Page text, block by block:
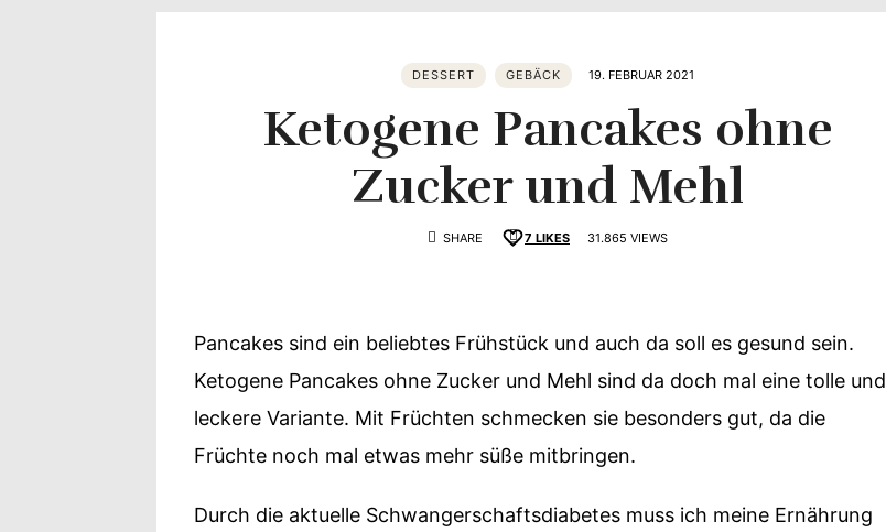
Kanal
–
Yvonne
Lieblingsgeschmack
DESSERT GEBÄCK 19. FEBRUAR 2021
Ketogene Pancakes ohne
Zucker und Mehl
SHARE 7 LIKES 31.865 VIEWS
Pancakes sind ein beliebtes Frühstück und auch da soll es gesund sein.
Ketogene Pancakes ohne Zucker und Mehl sind da doch mal eine tolle und
leckere Variante. Mit Früchten schmecken sie besonders gut, da die
Früchte noch mal etwas mehr süße mitbringen.
Durch die aktuelle Schwangerschaftsdiabetes muss ich meine Ernährung